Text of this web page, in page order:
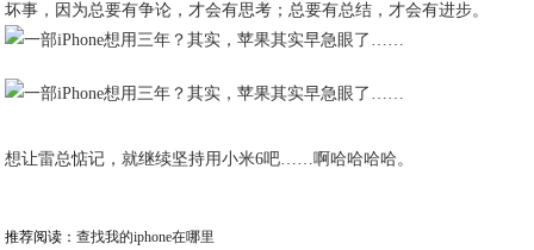
坏事，因为总要有争论，才会有思考；总要有总结，才会有进步。
想让雷总惦记，就继续坚持用小米6吧……啊哈哈哈哈。
推荐阅读：查找我的iphone在哪里